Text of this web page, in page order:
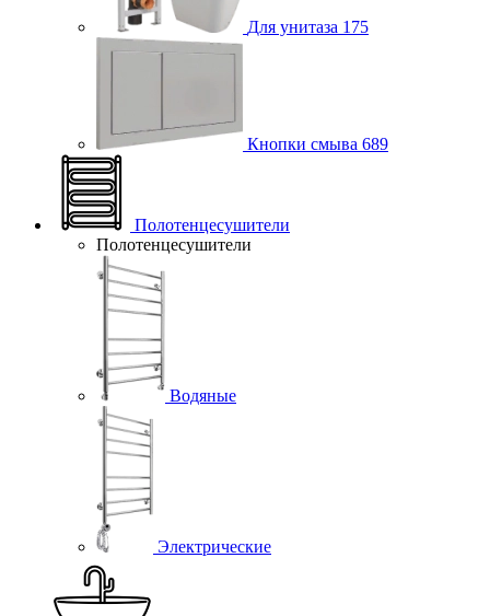
Для унитаза 175
Кнопки смыва 689
Полотенцесушители
Полотенцесушители
Водяные
Электрические